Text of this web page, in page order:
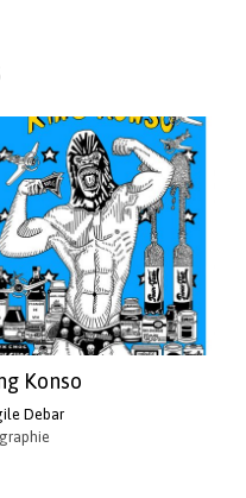
l'Artotek
Konso
Debar